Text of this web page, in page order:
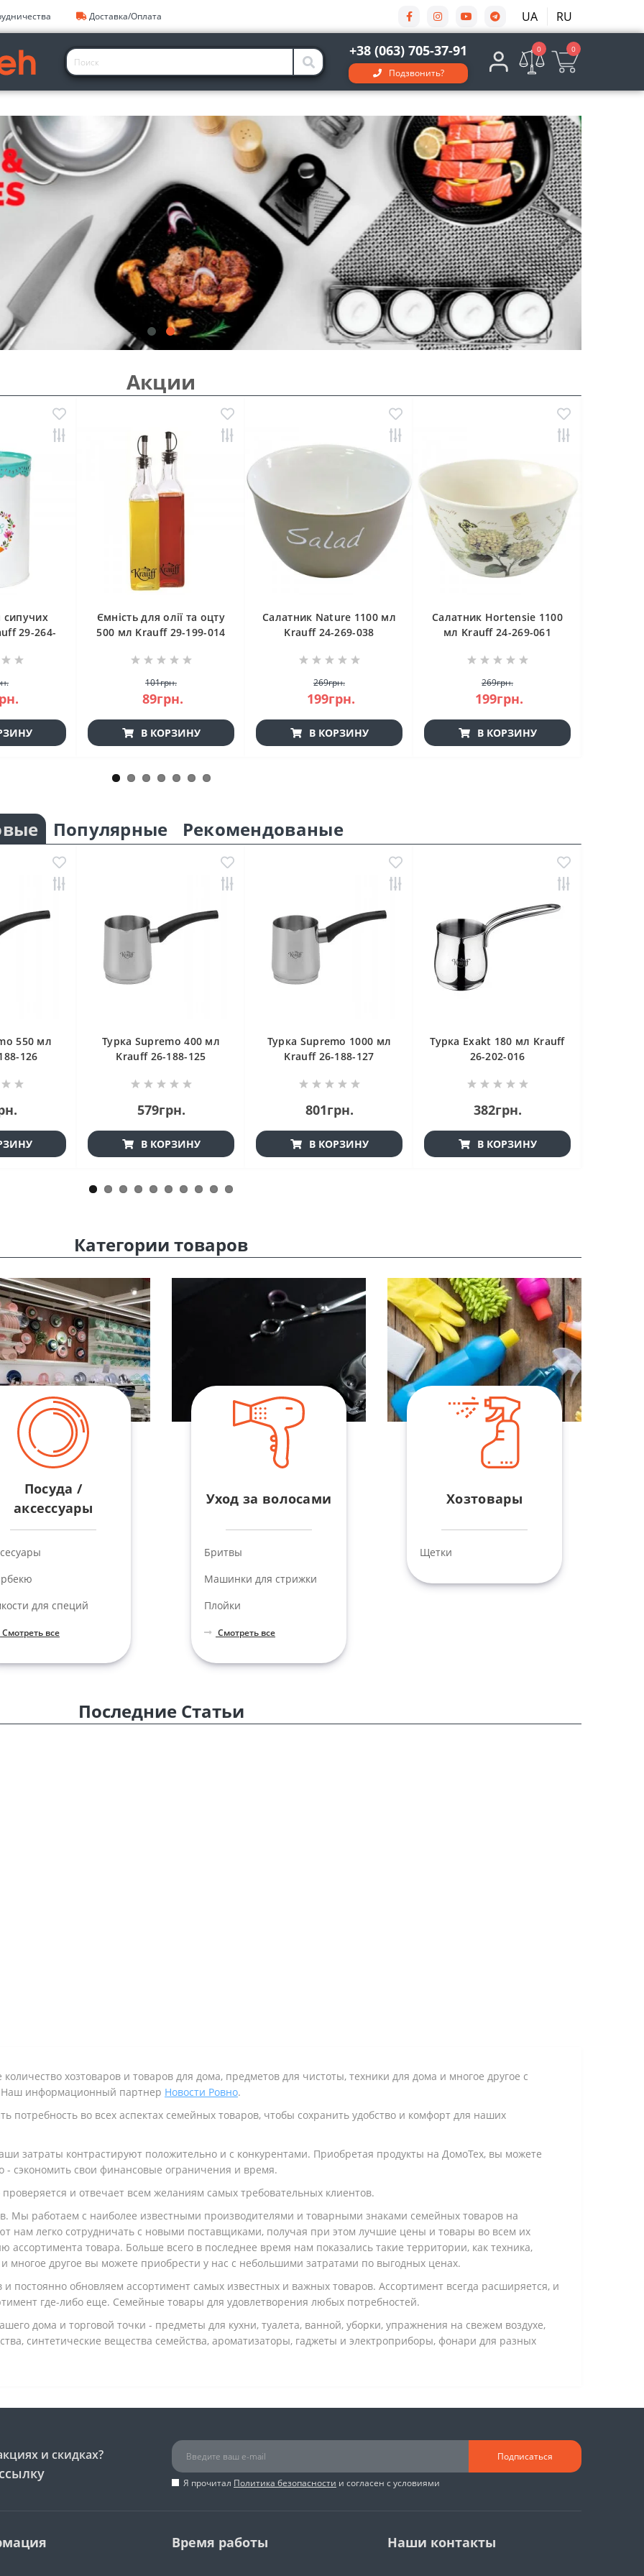
Доставка/Оплата UA RU
+38 (063) 705-37-91
Подзвонить?
0 0
Акции
сипучих
29-264-
Ємність для олії та оцту
500 мл Krauff 29-199-014
101грн.
89грн.
В КОРЗИНУ
Cалатник Nature 1100 мл
Krauff 24-269-038
269грн.
199грн.
В КОРЗИНУ
Cалатник Hortensie 1100
мл Krauff 24-269-061
269грн.
199грн.
В КОРЗИНУ
Популярные Рекомендованые
550 мл
126
Турка Supremo 400 мл
Krauff 26-188-125
579грн.
В КОРЗИНУ
Турка Supremo 1000 мл
Krauff 26-188-127
801грн.
В КОРЗИНУ
Турка Exakt 180 мл Krauff
26-202-016
382грн.
В КОРЗИНУ
Категории товаров
Посуда /
аксессуары
для специй
Смотреть все
Уход за волосами
Бритвы
Машинки для стрижки
Плойки
Смотреть все
Хозтовары
Щетки
Последние Статьи
хозтоваров и товаров для дома, предметов для чистоты, техники для дома и многое другое с
информационный партнер Новости Ровно.
во всех аспектах семейных товаров, чтобы сохранить удобство и комфорт для наших
затраты контрастируют положительно и с конкурентами. Приобретая продукты на ДомоТех, вы можете
- сэкономить свои финансовые ограничения и время.
и отвечает всем желаниям самых требовательных клиентов.
Мы работаем с наиболее известными производителями и товарными знаками семейных товаров на
нам легко сотрудничать с новыми поставщиками, получая при этом лучшие цены и товары во всем их
ассортимента товара. Больше всего в последнее время нам показались такие территории, как техника,
многое другое вы можете приобрести у нас с небольшими затратами по выгодных ценах.
постоянно обновляем ассортимент самых известных и важных товаров. Ассортимент всегда расширяется, и
где-либо еще. Семейные товары для удовлетворения любых потребностей.
дома и торговой точки - предметы для кухни, туалета, ванной, уборки, упражнения на свежем воздухе,
синтетические вещества семейства, ароматизаторы, гаджеты и электроприборы, фонари для разных
и скидках? Подписаться
Я прочитал Политика безопасности и согласен с условиями
Время работы Наши контакты